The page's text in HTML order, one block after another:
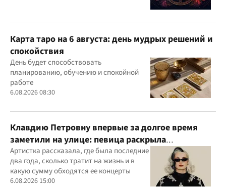
Карта таро на 6 августа: день мудрых решений и
спокойствия
День будет способствовать
планированию, обучению и спокойной
работе
6.08.2026 08:30
Клавдию Петровну впервые за долгое время
заметили на улице: певица раскрыла
подробности своей жизни
Артистка рассказала, где была последние
два года, сколько тратит на жизнь и в
какую сумму обходятся ее концерты
6.08.2026 15:00